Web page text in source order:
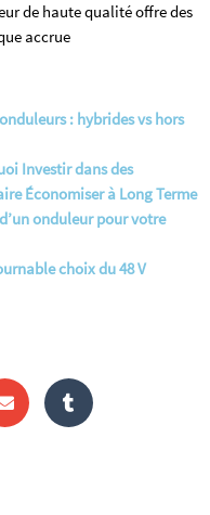
de haute qualité offre des
accrue
: hybrides vs hors
Investir dans des
Économiser à Long Terme
onduleur pour votre
choix du 48 V